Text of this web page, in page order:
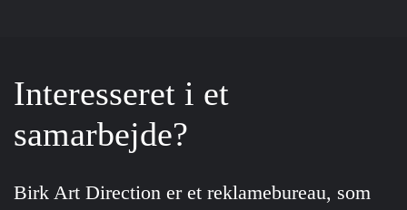
Interesseret i et
samarbejde?
Birk Art Direction er et reklamebureau, som